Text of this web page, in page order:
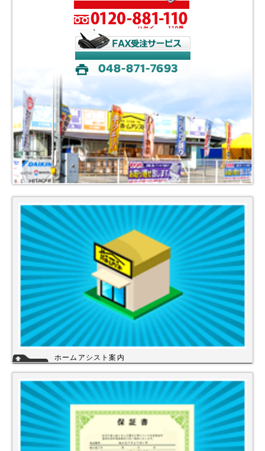
ホームアシスト案内
ホームアシストからお客様のご注文頂いた住宅設備機器は品質管理され発
送させて頂いております。